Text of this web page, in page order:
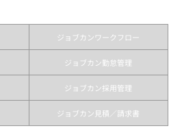
ジョブカンワークフロー
ジョブカン勤怠管理
ジョブカン採用管理
ジョブカン見積／請求書